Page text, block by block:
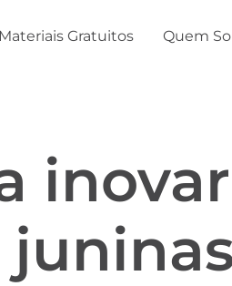
Materiais Gratuitos Quem